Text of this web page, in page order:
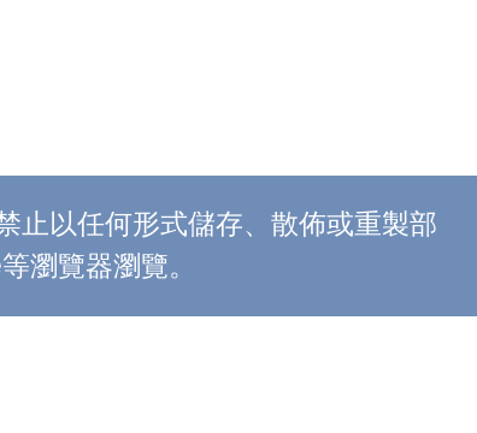
止以任何形式儲存、散佈或重製部
瀏覽器瀏覽。